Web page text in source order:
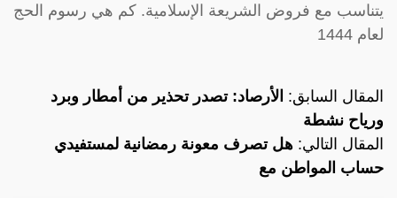
يتناسب مع فروض الشريعة الإسلامية. كم هي رسوم الحج
لعام 1444
المقال السابق: الأرصاد: تصدر تحذير من أمطار وبرد
ورياح نشطة
المقال التالي: هل تصرف معونة رمضانية لمستفيدي
حساب المواطن مع